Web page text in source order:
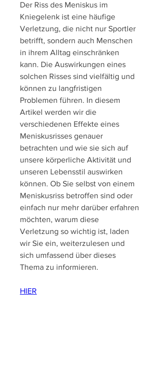
Der Riss des Meniskus im
Kniegelenk ist eine häufige
Verletzung, die nicht nur Sportler
betrifft, sondern auch Menschen
in ihrem Alltag einschränken
kann. Die Auswirkungen eines
solchen Risses sind vielfältig und
können zu langfristigen
Problemen führen. In diesem
Artikel werden wir die
verschiedenen Effekte eines
Meniskusrisses genauer
betrachten und wie sie sich auf
unsere körperliche Aktivität und
unseren Lebensstil auswirken
können. Ob Sie selbst von einem
Meniskusriss betroffen sind oder
einfach nur mehr darüber erfahren
möchten, warum diese
Verletzung so wichtig ist, laden
wir Sie ein, weiterzulesen und
sich umfassend über dieses
Thema zu informieren.
HIER